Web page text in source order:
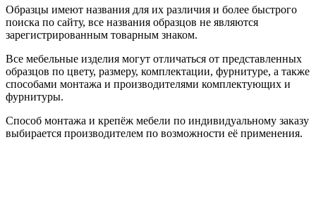
Образцы имеют названия для их различия и более быстрого
поиска по сайту, все названия образцов не являются
зарегистрированным товарным знаком.
Все мебельные изделия могут отличаться от представленных
образцов по цвету, размеру, комплектации, фурнитуре, а также
способами монтажа и производителями комплектующих и
фурнитуры.
Способ монтажа и крепёж мебели по индивидуальному заказу
выбирается производителем по возможности её применения.